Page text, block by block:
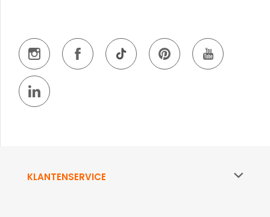
KLANTENSERVICE